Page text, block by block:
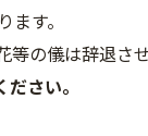
す。
の儀は辞退さ
さい。